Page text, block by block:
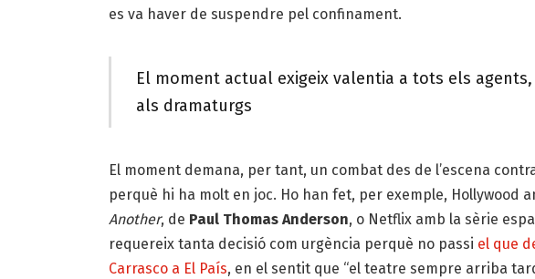
es va haver de suspendre pel confinament.
El moment actual exigeix valentia a tots els
als dramaturgs
El moment demana, per tant, un combat des de l’escena
perquè hi ha molt en joc. Ho han fet, per exemple, Holly­wood
Another, de Paul Thomas Anderson, o Netflix amb la sèrie
requereix tanta decisió com urgència perquè no passi el que
Carrasco a El País, en el sentit que “el teatre sempre arriba